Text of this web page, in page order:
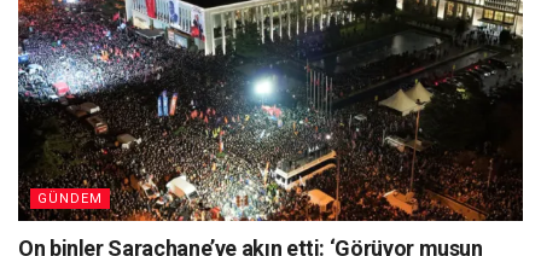
GÜNDEM
On binler Saraçhane’ye akın etti: ‘Görüyor musun